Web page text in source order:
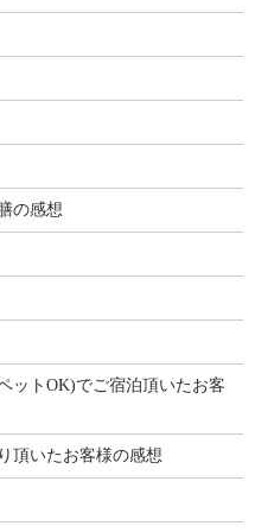
の感想
ットOK)でご宿泊頂いたお客
頂いたお客様の感想